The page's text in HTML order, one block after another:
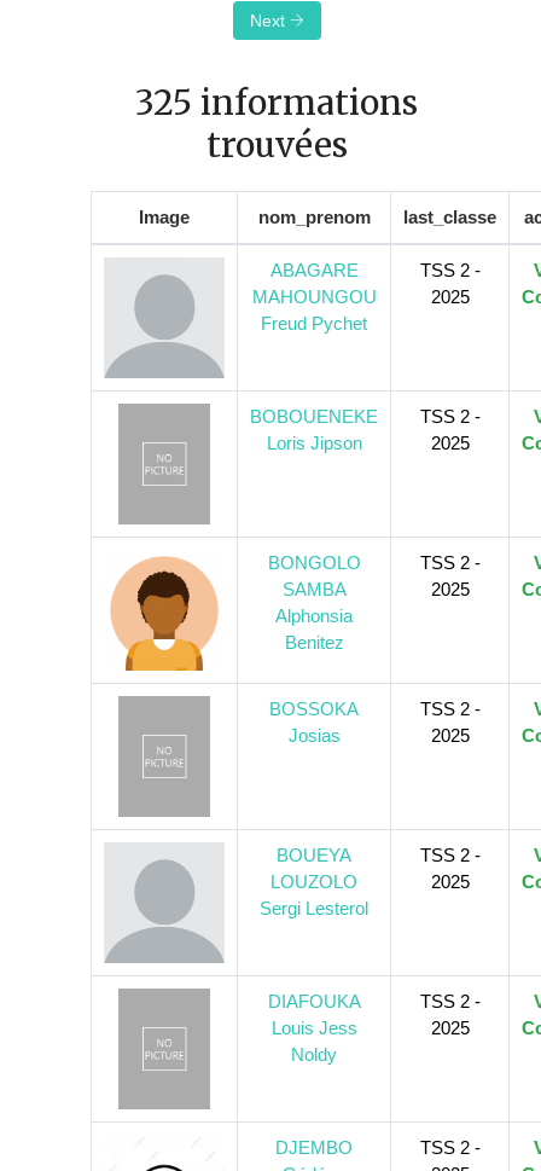
Next
325 informations
trouvées
Image nom_prenom last_classe
ABAGARE
MAHOUNGOU
Freud Pychet
TSS 2 -
2025
BOBOUENEKE
Loris Jipson
TSS 2 -
2025
BONGOLO
SAMBA
Alphonsia
Benitez
TSS 2 -
2025
BOSSOKA
Josias
TSS 2 -
2025
BOUEYA
LOUZOLO
Sergi Lesterol
TSS 2 -
2025
DIAFOUKA
Louis Jess
Noldy
TSS 2 -
2025
DJEMBO
TSS 2 -